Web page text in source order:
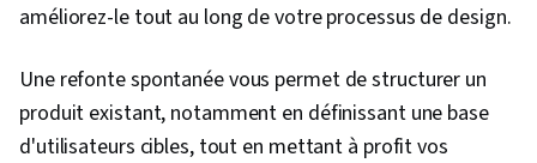
améliorez-le tout au long de votre processus de design.
Une refonte spontanée vous permet de structurer un
produit existant, notamment en définissant une base
d'utilisateurs cibles, tout en mettant à profit vos